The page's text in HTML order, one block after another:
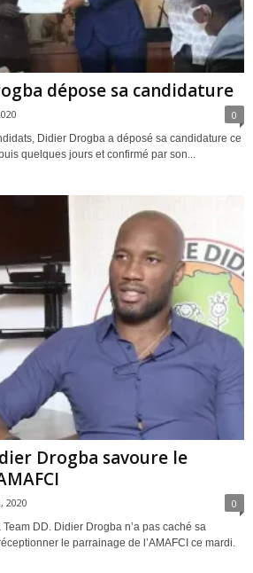
dépose sa candidature
0
Didier Drogba a déposé sa candidature ce
quelques jours et confirmé par son...
Drogba savoure le
2020 0
DD. Didier Drogba n’a pas caché sa
le parrainage de l’AMAFCI ce mardi.